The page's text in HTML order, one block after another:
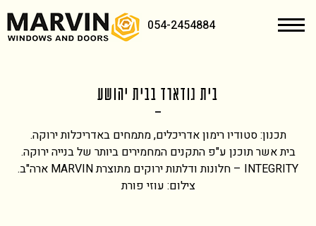
054-2454884
בית גודארד בבית יהושע
תכנון: סטודיו רימון אדריכלים, מתמחים באדריכלות ירוקה.
בית אשר תוכנן ע"פ התקנים המחמירים ביותר של בנייה ירוקה.
INTEGRITY – חלונות ודלתות ירוקים מתוצרת MARVIN ארה"ב.
צילום: עוזי פורת